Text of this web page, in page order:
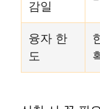
감일
융자 한
도